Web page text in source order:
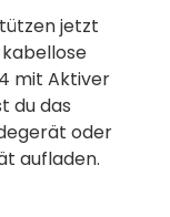
jetzt
kabellose
mit Aktiver
du das
oder
aufladen.